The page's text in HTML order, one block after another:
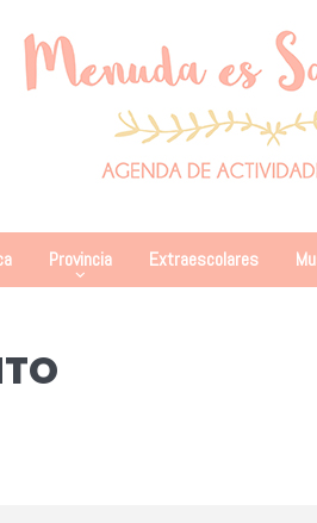
Provincia Extraescolares